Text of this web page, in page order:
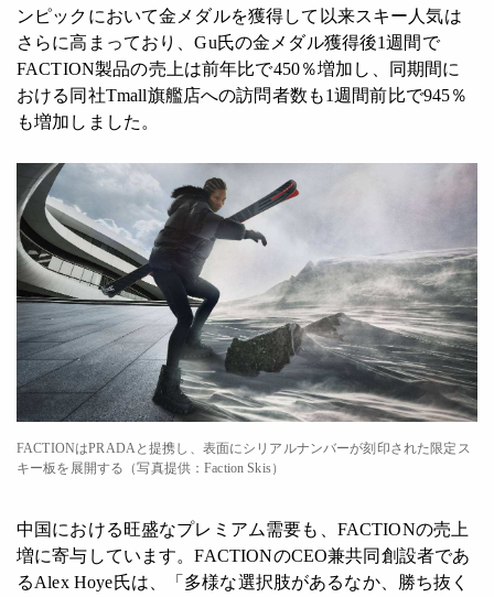
ンピックにおいて金メダルを獲得して以来スキー人気は
さらに高まっており、Gu氏の金メダル獲得後1週間で
FACTION製品の売上は前年比で450％増加し、同期間に
おける同社Tmall旗艦店への訪問者数も1週間前比で945％
も増加しました。
FACTIONはPRADAと提携し、表面にシリアルナンバーが刻印された限定ス
キー板を展開する（写真提供：Faction Skis）
中国における旺盛なプレミアム需要も、FACTIONの売上
増に寄与しています。FACTIONのCEO兼共同創設者であ
るAlex Hoye氏は、「多様な選択肢があるなか、勝ち抜く